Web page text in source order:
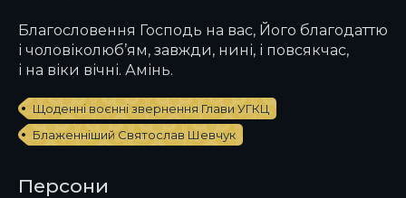
Благословення Господь на вас, Його благодаттю
і чоловіколюб’ям, завжди, нині, і повсякчас,
і на віки вічні. Амінь.
Щоденні воєнні звернення Глави УГКЦ
Блаженніший Святослав Шевчук
Персони